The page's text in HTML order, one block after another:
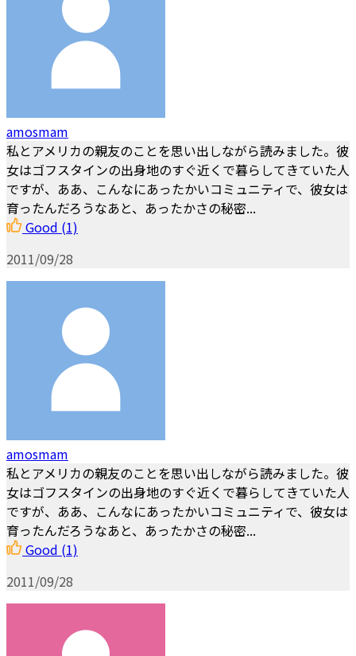
amosmam
私とアメリカの親友のことを思い出しながら読みました。彼
女はゴフスタインの出身地のすぐ近くで暮らしてきていた人
ですが、ああ、こんなにあったかいコミュニティで、彼女は
育ったんだろうなあと、あったかさの秘密...
Good (1)
2011/09/28
amosmam
私とアメリカの親友のことを思い出しながら読みました。彼
女はゴフスタインの出身地のすぐ近くで暮らしてきていた人
ですが、ああ、こんなにあったかいコミュニティで、彼女は
育ったんだろうなあと、あったかさの秘密...
Good (1)
2011/09/28